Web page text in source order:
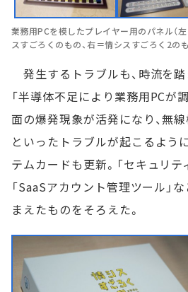
業務用PCを模したプレイヤー用のパネル（
スすごろくのもの、右＝情シスすごろく2のも
発生するトラブルも、時流を踏
「半導体不足により業務用PCが
面の爆発現象が活発になり、無
といったトラブルが起こるよう
テムカードも更新。「セキュリテ
「SaaSアカウント管理ツール」
まえたものをそろえた。